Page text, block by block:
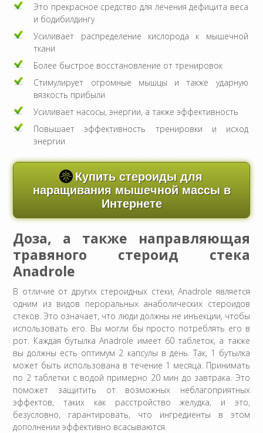
Это прекрасное средство для лечения дефицита веса
и бодибилдингу
Усиливает распределение кислорода к мышечной
ткани
Более быстрое восстановление от тренировок
Стимулирует огромные мышцы и также ударную
вязкость прибыли
Усиливает насосы, энергии, а также эффективность
Повышает эффективность тренировки и исход
энергии
Купить стероиды для
наращивания мышечной массы в
Интернете
Доза, а также направляющая
травяного стероид стека
Anadrole
В отличие от других стероидных стеки, Anadrole является
одним из видов пероральных анаболических стероидов
стеков. Это означает, что люди должны не инъекции, чтобы
использовать его. Вы могли бы просто потреблять его в
рот. Каждая бутылка Anadrole имеет 60 таблеток, а также
вы должны есть оптимум 2 капсулы в день. Так, 1 бутылка
может быть использована в течение 1 месяца. Принимать
по 2 таблетки с водой примерно 20 мин до завтрака. Это
поможет защитить от возможных неблагоприятных
эффектов, таких как расстройство желудка, и это,
безусловно, гарантировать, что ингредиенты в этом
дополнении эффективно всасываются.